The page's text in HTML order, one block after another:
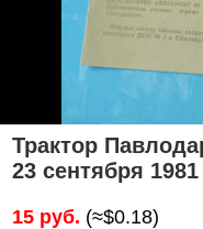
Трактор
23 сентября 1981
15 руб. (≈$0.18)